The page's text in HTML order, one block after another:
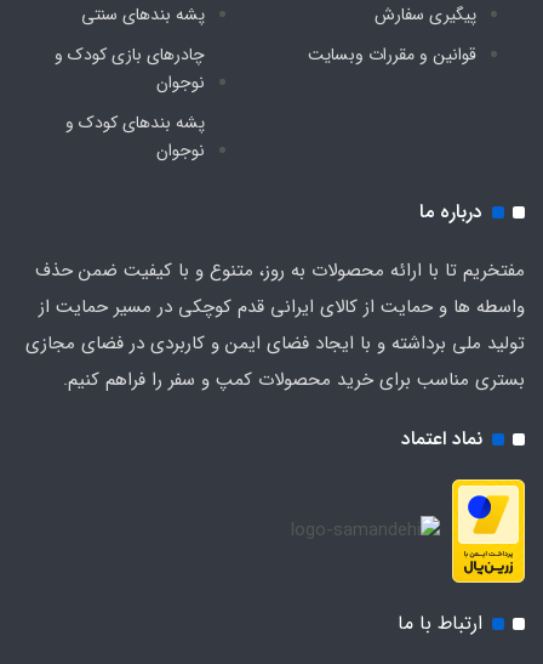
نماد اعتماد
پیگیری سفارش
قوانین و مقررات وبسایت
پشه‌ بندهای سنتی
چادرهای بازی کودک و
نوجوان
پشه‌ بندهای کودک و
نوجوان
درباره ما
مفتخریم تا با ارائه محصولات به روز، متنوع و با کیفیت ضمن حذف
واسطه ها و حمایت از کالای ایرانی قدم کوچکی در مسیر حمایت از
تولید ملی برداشته و با ایجاد فضای ایمن و کاربردی در فضای مجازی
بستری مناسب برای خرید محصولات کمپ و سفر را فراهم کنیم.
ارتباط با ما